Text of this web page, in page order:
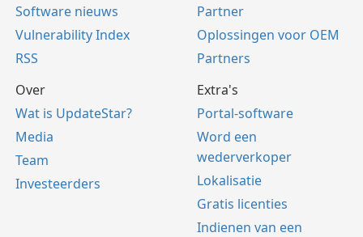
Software nieuws
Vulnerability Index
RSS
Partner
Oplossingen voor OEM
Partners
Over
Wat is UpdateStar?
Media
Team
Investeerders
Extra's
Portal-software
Word een
wederverkoper
Lokalisatie
Gratis licenties
Indienen van een